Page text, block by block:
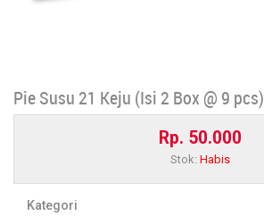
Pie Susu 21 Keju (Isi 2 Box @ 9 pcs)
Rp. 50.000
Stok: Habis
Kategori